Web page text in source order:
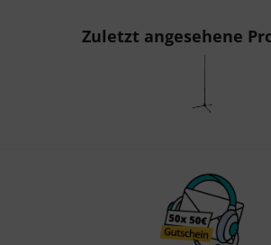
Zuletzt angesehene